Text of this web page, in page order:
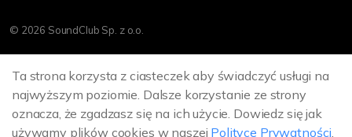
© 2026 SoundClub Sp. z o.o.
Sitemap
Ta strona korzysta z ciasteczek aby świadczyć usługi na
najwyższym poziomie. Dalsze korzystanie ze strony
oznacza, że zgadzasz się na ich użycie. Dowiedz się jak
używamy plików cookies w naszej Polityce Prywatności.